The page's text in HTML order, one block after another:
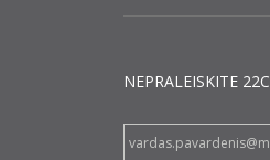
NEPRALEISKITE